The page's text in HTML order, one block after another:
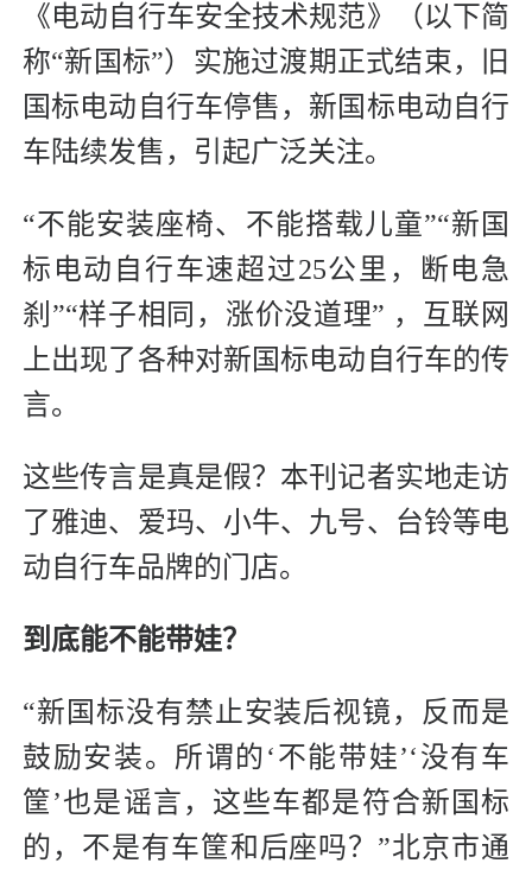
《电动自行车安全技术规范》（以下简
称“新国标”）实施过渡期正式结束，旧
国标电动自行车停售，新国标电动自行
车陆续发售，引起广泛关注。
“不能安装座椅、不能搭载儿童”“新国
标电动自行车速超过25公里，断电急
刹”“样子相同，涨价没道理” ，互联网
上出现了各种对新国标电动自行车的传
言。
这些传言是真是假？本刊记者实地走访
了雅迪、爱玛、小牛、九号、台铃等电
动自行车品牌的门店。
到底能不能带娃？
“新国标没有禁止安装后视镜，反而是
鼓励安装。所谓的‘不能带娃’‘没有车
筐’也是谣言，这些车都是符合新国标
的，不是有车筐和后座吗？”北京市通